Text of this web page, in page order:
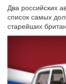
Два российских
список самых
старейших